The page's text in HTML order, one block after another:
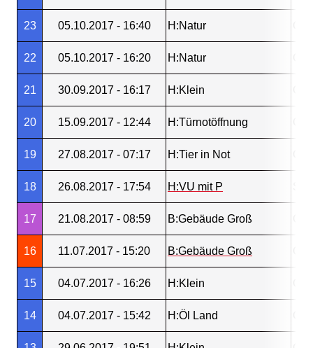
23 05.10.2017 - 16:40 H:Natur
22 05.10.2017 - 16:20 H:Natur
21 30.09.2017 - 16:17 H:Klein
20 15.09.2017 - 12:44 H:Türnotöffnung
19 27.08.2017 - 07:17 H:Tier in Not
18 26.08.2017 - 17:54 H:VU mit P
17 21.08.2017 - 08:59 B:Gebäude Groß
16 11.07.2017 - 15:20 B:Gebäude Groß
15 04.07.2017 - 16:26 H:Klein
14 04.07.2017 - 15:42 H:Öl Land